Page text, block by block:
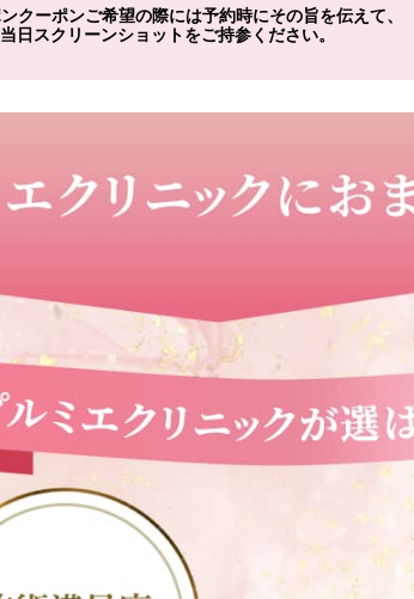
クーポンご希望の際には予約時にその旨を伝えて、
当日スクリーンショットをご持参ください。